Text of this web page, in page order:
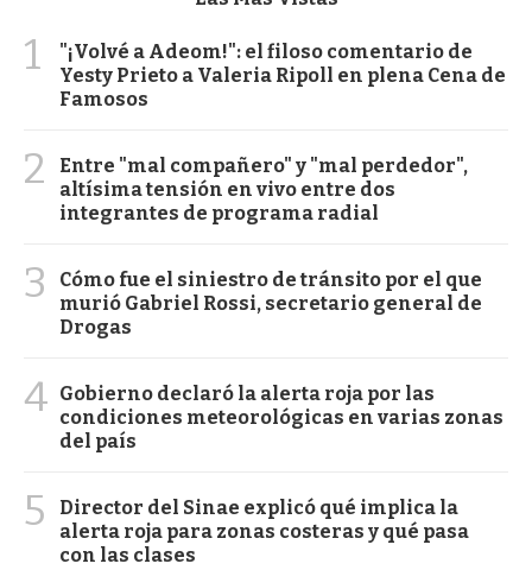
1
"¡Volvé a Adeom!": el filoso comentario de
Yesty Prieto a Valeria Ripoll en plena Cena de
Famosos
2
Entre "mal compañero" y "mal perdedor",
altísima tensión en vivo entre dos
integrantes de programa radial
3
Cómo fue el siniestro de tránsito por el que
murió Gabriel Rossi, secretario general de
Drogas
4 Gobierno declaró la alerta roja por las
condiciones meteorológicas en varias zonas
del país
5
Director del Sinae explicó qué implica la
alerta roja para zonas costeras y qué pasa
con las clases